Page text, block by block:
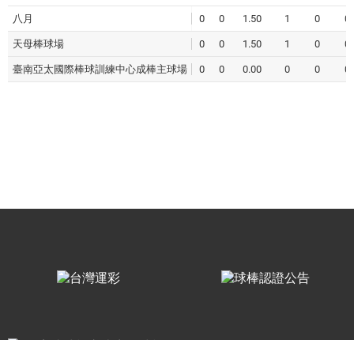
八月 0 0 1.50 1 0 0
天母棒球場 0 0 1.50 1 0 0
臺南亞太國際棒球訓練中心成棒主球場 0 0 0.00 0 0 0